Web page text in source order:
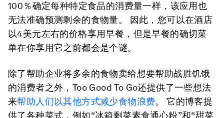
100％确定每种特定食品的消费量一样，该应用也
无法准确预测剩余的食物量。 因此，您可以在酒店
以4美元左右的价格享用早餐，但是早餐的确切菜
单在你享用它之前都会是个谜。
除了帮助企业将多余的食物卖给想要帮助战胜饥饿
的消费者之外，Too Good To Go还提供了一些想法
来帮助人们以其他方式减少食物浪费。 它的博客提
供了各种菜式，例如“冰箱剩菜素食通心粉”和“甜菜